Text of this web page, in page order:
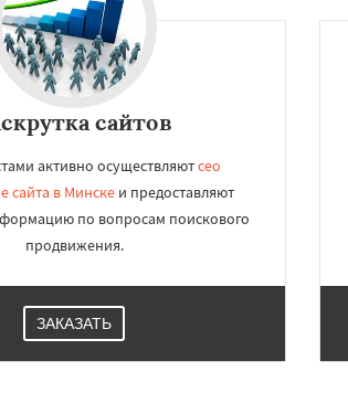
сайтов
активно осуществляютсео
сайта в Минске и предоставляют
по вопросам поискового
продвижения.
ЗАКАЗАТЬ